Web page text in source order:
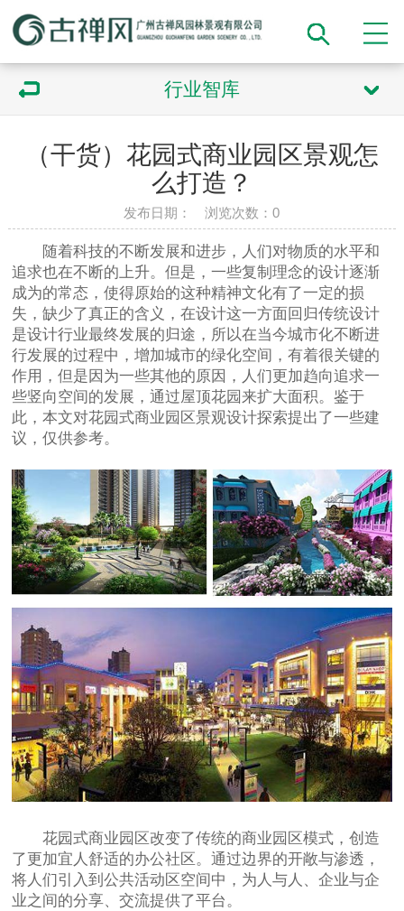
行业智库
（干货）花园式商业园区景观怎
么打造？
发布日期： 浏览次数：0
随着科技的不断发展和进步，人们对物质的水平和
追求也在不断的上升。但是，一些复制理念的设计逐渐
成为的常态，使得原始的这种精神文化有了一定的损
失，缺少了真正的含义，在设计这一方面回归传统设计
是设计行业最终发展的归途，所以在当今城市化不断进
行发展的过程中，增加城市的绿化空间，有着很关键的
作用，但是因为一些其他的原因，人们更加趋向追求一
些竖向空间的发展，通过屋顶花园来扩大面积。鉴于
此，本文对花园式商业园区景观设计探索提出了一些建
议，仅供参考。
花园式商业园区改变了传统的商业园区模式，创造
了更加宜人舒适的办公社区。通过边界的开敞与渗透，
将人们引入到公共活动区空间中，为人与人、企业与企
业之间的分享、交流提供了平台。